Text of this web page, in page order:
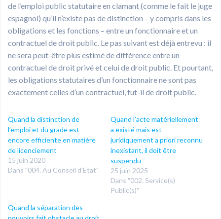
de l’emploi public statutaire en clamant (comme le fait le juge
espagnol) qu’il n’existe pas de distinction – y compris dans les
obligations et les fonctions – entre un fonctionnaire et un
contractuel de droit public. Le pas suivant est déjà entrevu : il
ne sera peut-être plus estimé de différence entre un
contractuel de droit privé et celui de droit public. Et pourtant,
les obligations statutaires d’un fonctionnaire ne sont pas
exactement celles d’un contractuel, fut-il de droit public.
Quand la distinction de
l’emploi et du grade est
encore efficiente en matière
de licenciement
15 juin 2020
Dans "004. Au Conseil d'Etat"
Quand l’acte matériellement
a existé mais est
juridiquement a priori reconnu
inexistant, il doit être
suspendu
25 juin 2025
Dans "002. Service(s)
Public(s)"
Quand la séparation des